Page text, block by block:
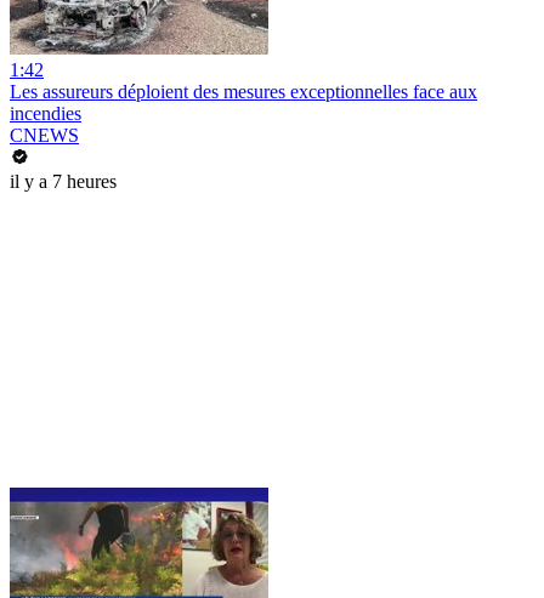
1:42
Les assureurs déploient des mesures exceptionnelles face aux
incendies
CNEWS
il y a 7 heures